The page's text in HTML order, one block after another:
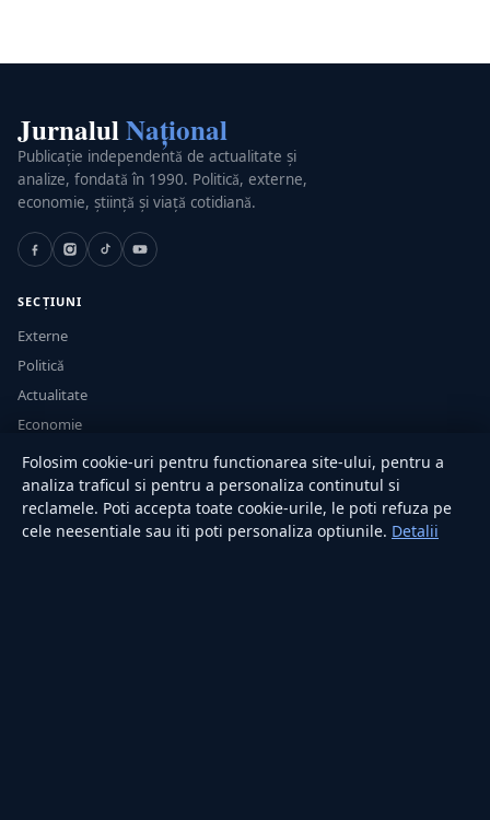
JurnalulNațional
Publicație independentă de actualitate și
analize, fondată în 1990. Politică, externe,
economie, știință și viață cotidiană.
SECȚIUNI
Externe
Politică
Actualitate
Economie
Sănătate
Utile
RUBRICI
Folosim cookie-uri pentru functionarea site-ului, pentru a
analiza traficul si pentru a personaliza continutul si
reclamele. Poti accepta toate cookie-urile, le poti refuza pe
cele neesentiale sau iti poti personaliza optiunile. Detalii